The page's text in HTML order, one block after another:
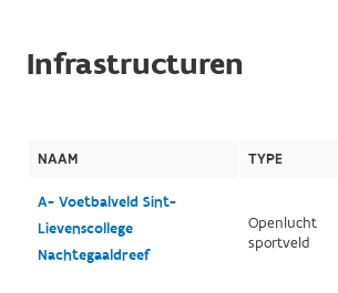
Infrastructuren
NAAM TYPE
A- Voetbalveld Sint-
Lievenscollege
Nachtegaaldreef
Openlucht
sportveld